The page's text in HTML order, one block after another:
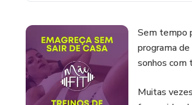
Sem tempo
programa
sonhos com
Muitas